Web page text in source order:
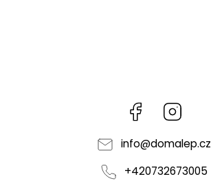
Facebook
info@domalep.cz
+420732673005